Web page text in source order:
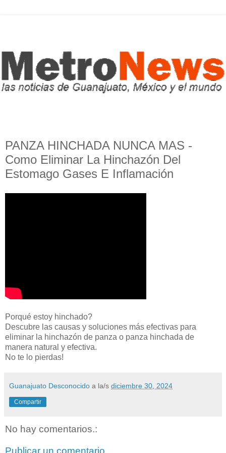
PANZA HINCHADA NUNCA MAS -
Como Eliminar La Hinchazón Del
Estomago Gases E Inflamación
Porqué estoy hinchado?
Descubre las causas y soluciones más efectivas para
eliminar la hinchazón de panza o panza hinchada de
manera natural y efectiva.
No te lo pierdas!
Guanajuato Desconocido a la/s diciembre 30, 2024
Compartir
No hay comentarios.: